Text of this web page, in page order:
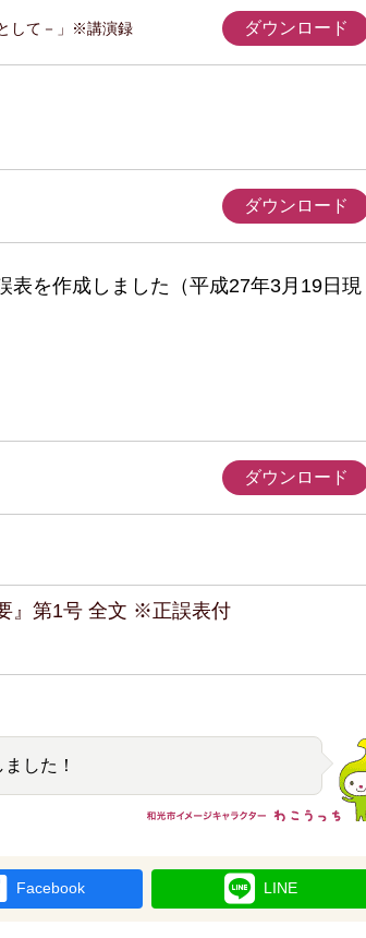
して－」※講演録 ダウンロード
ダウンロード
を作成しました（平成27年3月19日現
ダウンロード
』第1号 全文 ※正誤表付
した！
Facebook LINE